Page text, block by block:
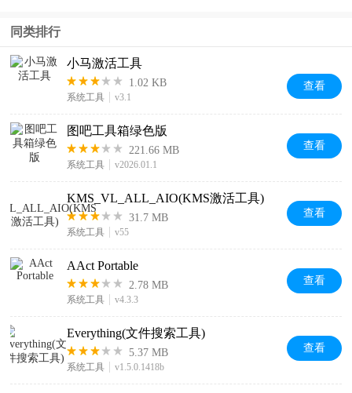
同类排行
小马激活工具
1.02 KB
系统工具 v3.1
查看
图吧工具箱绿色版
221.66 MB
系统工具 v2026.01.1
查看
KMS_VL_ALL_AIO(KMS激活工具)
31.7 MB
系统工具 v55
查看
AAct Portable
2.78 MB
系统工具 v4.3.3
查看
Everything(文件搜索工具)
5.37 MB
系统工具 v1.5.0.1418b
查看